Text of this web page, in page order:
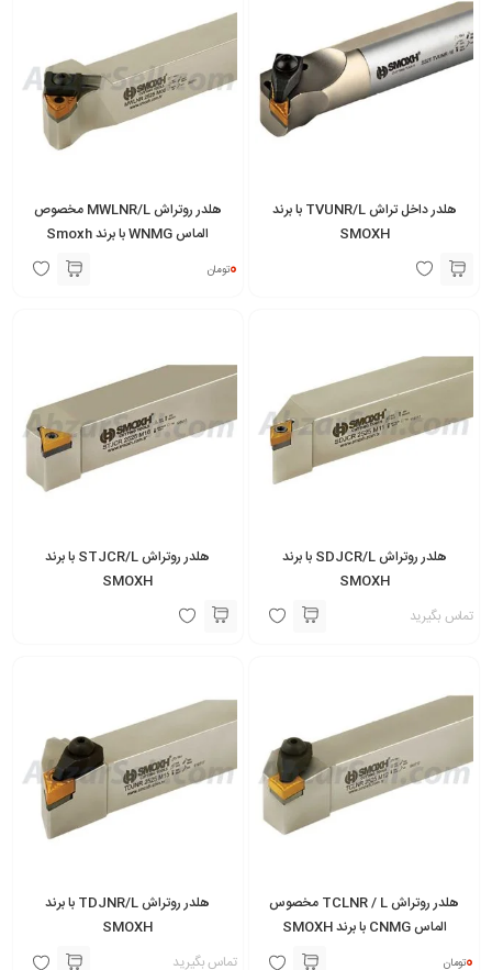
هلدر داخل تراش TVUNR/L با برند
SMOXH
هلدر روتراش MWLNR/L مخصوص
الماس WNMG با برند Smoxh
0تومان
هلدر روتراش SDJCR/L با برند
SMOXH
تماس بگیرید
هلدر روتراش STJCR/L با برند
SMOXH
هلدر روتراش TCLNR / L مخصوس
الماس CNMG با برند SMOXH
0تومان
هلدر روتراش TDJNR/L با برند
SMOXH
تماس بگیرید